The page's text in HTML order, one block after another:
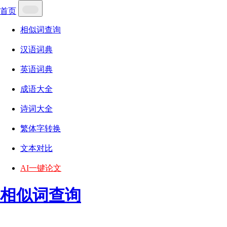
首页
相似词查询
汉语词典
英语词典
成语大全
诗词大全
繁体字转换
文本对比
AI一键论文
相似词查询